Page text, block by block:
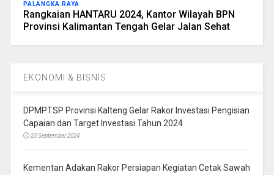
PALANGKA RAYA
Rangkaian HANTARU 2024, Kantor Wilayah BPN
Provinsi Kalimantan Tengah Gelar Jalan Sehat
EKONOMI & BISNIS
DPMPTSP Provinsi Kalteng Gelar Rakor Investasi Pengisian
Capaian dan Target Investasi Tahun 2024
23 September 2024
Kementan Adakan Rakor Persiapan Kegiatan Cetak Sawah